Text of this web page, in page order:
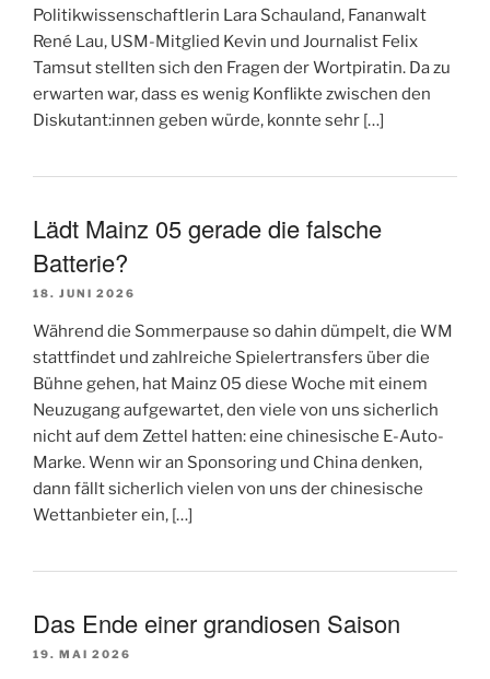
Politikwissenschaftlerin Lara Schauland, Fananwalt
René Lau, USM-Mitglied Kevin und Journalist Felix
Tamsut stellten sich den Fragen der Wortpiratin. Da zu
erwarten war, dass es wenig Konflikte zwischen den
Diskutant:innen geben würde, konnte sehr […]
Lädt Mainz 05 gerade die falsche
Batterie?
18. JUNI 2026
Während die Sommerpause so dahin dümpelt, die WM
stattfindet und zahlreiche Spielertransfers über die
Bühne gehen, hat Mainz 05 diese Woche mit einem
Neuzugang aufgewartet, den viele von uns sicherlich
nicht auf dem Zettel hatten: eine chinesische E-Auto-
Marke. Wenn wir an Sponsoring und China denken,
dann fällt sicherlich vielen von uns der chinesische
Wettanbieter ein, […]
Das Ende einer grandiosen Saison
19. MAI 2026